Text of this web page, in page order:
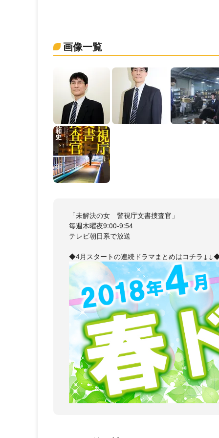
画像一覧
「未解決の女 警視庁文書捜査官」
毎週木曜夜9:00-9:54
テレビ朝日系で放送
◆4月スタートの連続ドラマまとめはコチラ